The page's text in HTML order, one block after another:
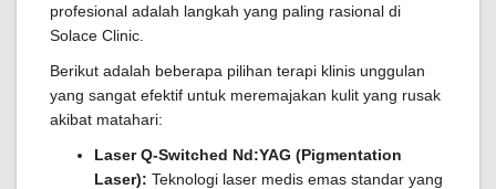
profesional adalah langkah yang paling rasional di
Solace Clinic.
Berikut adalah beberapa pilihan terapi klinis unggulan
yang sangat efektif untuk meremajakan kulit yang rusak
akibat matahari:
Laser Q-Switched Nd:YAG (Pigmentation
Laser): Teknologi laser medis emas standar yang